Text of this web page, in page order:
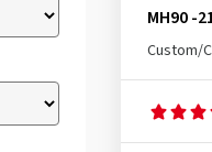
MH90 -
Custom/